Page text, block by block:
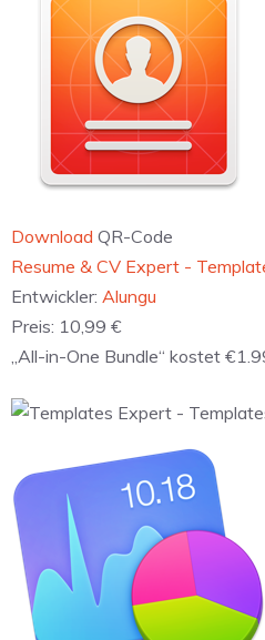
Download QR-Code
‎Resume & CV Expert -
Entwickler: Alungu
Preis: 10,99 €
„All-in-One Bundle“ kostet